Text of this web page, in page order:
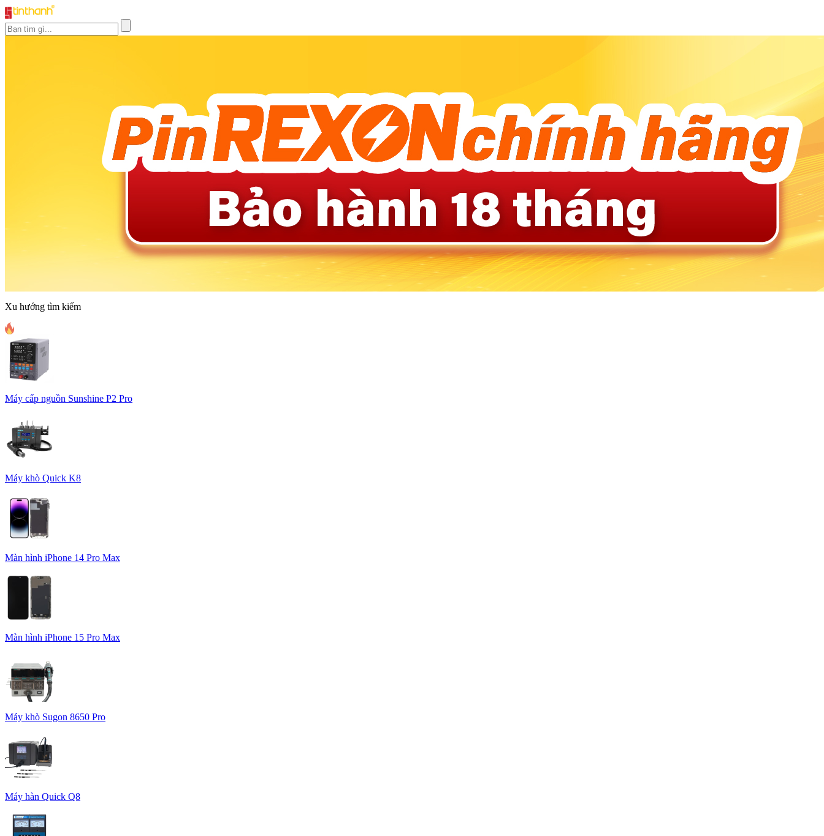
Xu hướng tìm kiếm
Máy cấp nguồn Sunshine P2 Pro
Máy khò Quick K8
Màn hình iPhone 14 Pro Max
Màn hình iPhone 15 Pro Max
Máy khò Sugon 8650 Pro
Máy hàn Quick Q8